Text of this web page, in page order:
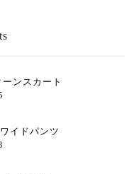
ンスカート
イドパンツ